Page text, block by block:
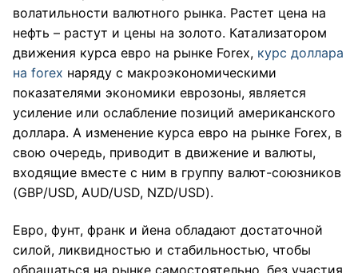
волатильности валютного рынка. Растет цена на
нефть – растут и цены на золото. Катализатором
движения курса евро на рынке Forex, курс доллара
на forex наряду с макроэкономическими
показателями экономики еврозоны, является
усиление или ослабление позиций американского
доллара. А изменение курса евро на рынке Forex, в
свою очередь, приводит в движение и валюты,
входящие вместе с ним в группу валют-союзников
(GBP/USD, AUD/USD, NZD/USD).
Евро, фунт, франк и йена обладают достаточной
силой, ликвидностью и стабильностью, чтобы